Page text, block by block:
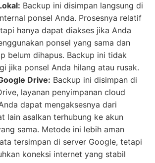
Backup ini disimpan langsung di
ponsel Anda. Prosesnya relatif
hanya dapat diakses jika Anda
ponsel yang sama dan
belum dihapus. Backup ini tidak
jika ponsel Anda hilang atau rusak.
Drive: Backup ini disimpan di
layanan penyimpanan cloud
dapat mengaksesnya dari
lain asalkan terhubung ke akun
sama. Metode ini lebih aman
tersimpan di server Google, tetapi
koneksi internet yang stabil